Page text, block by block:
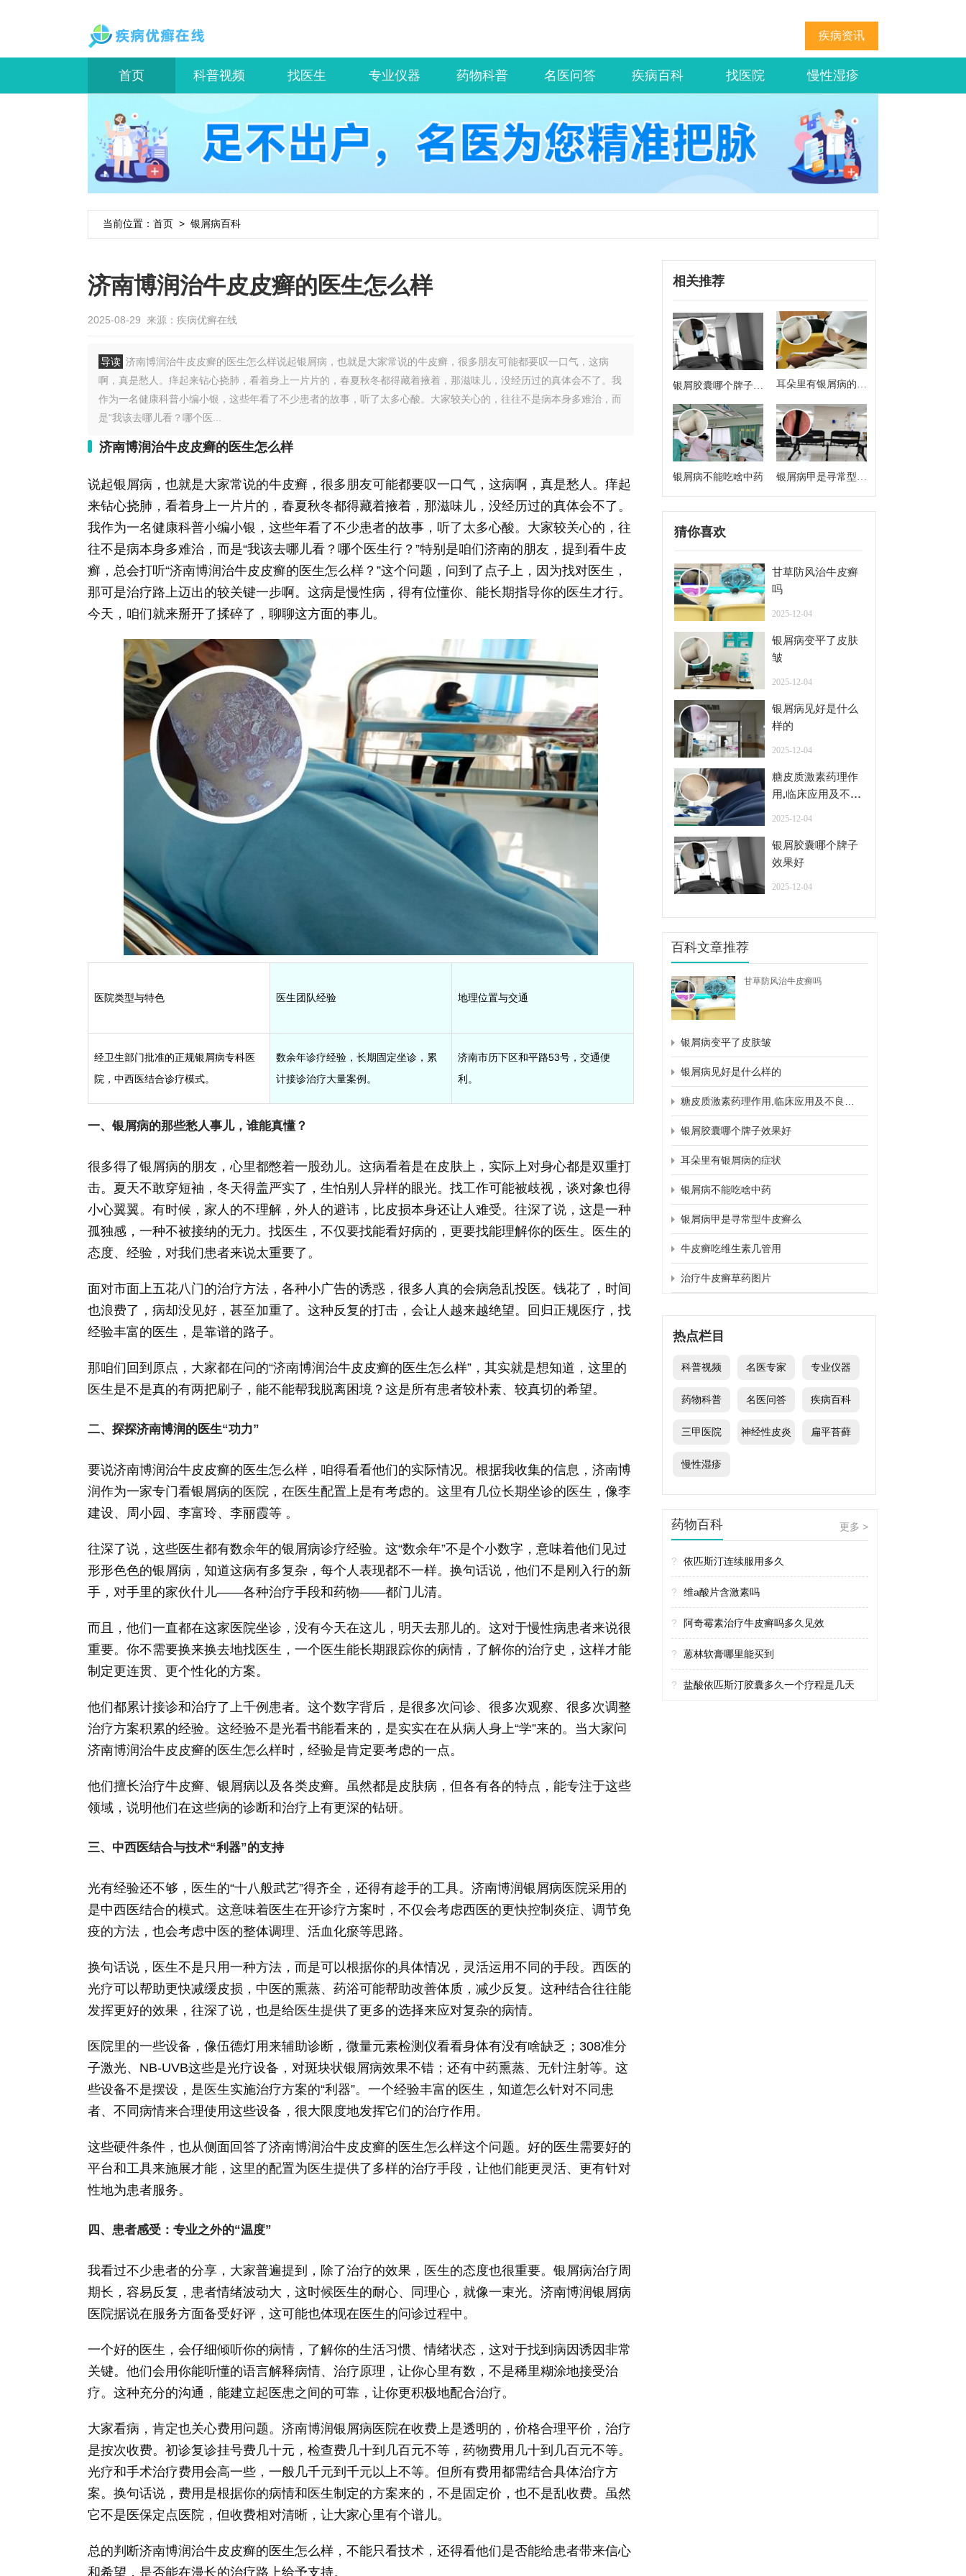
疾病资讯
首页 科普视频 找医生 专业仪器 药物科普 名医问答 疾病百科 找医院 慢性湿疹
当前位置： 首页 > 银屑病百科
济南博润治牛皮皮癣的医生怎么样
2025-08-29 来源： 疾病优癣在线
导读 济南博润治牛皮皮癣的医生怎么样说起银屑病，也就是大家常说的牛皮癣，很多朋友可能都要叹一口气，这病
啊，真是愁人。痒起来钻心挠肺，看着身上一片片的，春夏秋冬都得藏着掖着，那滋味儿，没经历过的真体会不了。我
作为一名健康科普小编小银，这些年看了不少患者的故事，听了太多心酸。大家较关心的，往往不是病本身多难治，而
是“我该去哪儿看？哪个医...
济南博润治牛皮皮癣的医生怎么样
说起银屑病，也就是大家常说的牛皮癣，很多朋友可能都要叹一口气，这病啊，真是愁人。痒起
来钻心挠肺，看着身上一片片的，春夏秋冬都得藏着掖着，那滋味儿，没经历过的真体会不了。
我作为一名健康科普小编小银，这些年看了不少患者的故事，听了太多心酸。大家较关心的，往
往不是病本身多难治，而是“我该去哪儿看？哪个医生行？”特别是咱们济南的朋友，提到看牛皮
癣，总会打听“济南博润治牛皮皮癣的医生怎么样？”这个问题，问到了点子上，因为找对医生，
那可是治疗路上迈出的较关键一步啊。这病是慢性病，得有位懂你、能长期指导你的医生才行。
今天，咱们就来掰开了揉碎了，聊聊这方面的事儿。
医院类型与特色 医生团队经验 地理位置与交通
经卫生部门批准的正规银屑病专科医
院，中西医结合诊疗模式。
数余年诊疗经验，长期固定坐诊，累
计接诊治疗大量案例。
济南市历下区和平路53号，交通便
利。
一、银屑病的那些愁人事儿，谁能真懂？
很多得了银屑病的朋友，心里都憋着一股劲儿。这病看着是在皮肤上，实际上对身心都是双重打
击。夏天不敢穿短袖，冬天得盖严实了，生怕别人异样的眼光。找工作可能被歧视，谈对象也得
小心翼翼。有时候，家人的不理解，外人的避讳，比皮损本身还让人难受。往深了说，这是一种
孤独感，一种不被接纳的无力。找医生，不仅要找能看好病的，更要找能理解你的医生。医生的
态度、经验，对我们患者来说太重要了。
面对市面上五花八门的治疗方法，各种小广告的诱惑，很多人真的会病急乱投医。钱花了，时间
也浪费了，病却没见好，甚至加重了。这种反复的打击，会让人越来越绝望。回归正规医疗，找
经验丰富的医生，是靠谱的路子。
那咱们回到原点，大家都在问的“济南博润治牛皮皮癣的医生怎么样”，其实就是想知道，这里的
医生是不是真的有两把刷子，能不能帮我脱离困境？这是所有患者较朴素、较真切的希望。
二、探探济南博润的医生“功力”
要说济南博润治牛皮皮癣的医生怎么样，咱得看看他们的实际情况。根据我收集的信息，济南博
润作为一家专门看银屑病的医院，在医生配置上是有考虑的。这里有几位长期坐诊的医生，像李
建设、周小园、李富玲、李丽霞等 。
往深了说，这些医生都有数余年的银屑病诊疗经验。这“数余年”不是个小数字，意味着他们见过
形形色色的银屑病，知道这病有多复杂，每个人表现都不一样。换句话说，他们不是刚入行的新
手，对手里的家伙什儿——各种治疗手段和药物——都门儿清。
而且，他们一直都在这家医院坐诊，没有今天在这儿，明天去那儿的。这对于慢性病患者来说很
重要。你不需要换来换去地找医生，一个医生能长期跟踪你的病情，了解你的治疗史，这样才能
制定更连贯、更个性化的方案。
他们都累计接诊和治疗了上千例患者。这个数字背后，是很多次问诊、很多次观察、很多次调整
治疗方案积累的经验。这经验不是光看书能看来的，是实实在在从病人身上“学”来的。当大家问
济南博润治牛皮皮癣的医生怎么样时，经验是肯定要考虑的一点。
他们擅长治疗牛皮癣、银屑病以及各类皮癣。虽然都是皮肤病，但各有各的特点，能专注于这些
领域，说明他们在这些病的诊断和治疗上有更深的钻研。
三、中西医结合与技术“利器”的支持
光有经验还不够，医生的“十八般武艺”得齐全，还得有趁手的工具。济南博润银屑病医院采用的
是中西医结合的模式。这意味着医生在开诊疗方案时，不仅会考虑西医的更快控制炎症、调节免
疫的方法，也会考虑中医的整体调理、活血化瘀等思路。
换句话说，医生不是只用一种方法，而是可以根据你的具体情况，灵活运用不同的手段。西医的
光疗可以帮助更快减缓皮损，中医的熏蒸、药浴可能帮助改善体质，减少反复。这种结合往往能
发挥更好的效果，往深了说，也是给医生提供了更多的选择来应对复杂的病情。
医院里的一些设备，像伍德灯用来辅助诊断，微量元素检测仪看看身体有没有啥缺乏；308准分
子激光、NB-UVB这些是光疗设备，对斑块状银屑病效果不错；还有中药熏蒸、无针注射等。这
些设备不是摆设，是医生实施治疗方案的“利器”。一个经验丰富的医生，知道怎么针对不同患
者、不同病情来合理使用这些设备，很大限度地发挥它们的治疗作用。
这些硬件条件，也从侧面回答了济南博润治牛皮皮癣的医生怎么样这个问题。好的医生需要好的
平台和工具来施展才能，这里的配置为医生提供了多样的治疗手段，让他们能更灵活、更有针对
性地为患者服务。
四、患者感受：专业之外的“温度”
我看过不少患者的分享，大家普遍提到，除了治疗的效果，医生的态度也很重要。银屑病治疗周
期长，容易反复，患者情绪波动大，这时候医生的耐心、同理心，就像一束光。济南博润银屑病
医院据说在服务方面备受好评，这可能也体现在医生的问诊过程中。
一个好的医生，会仔细倾听你的病情，了解你的生活习惯、情绪状态，这对于找到病因诱因非常
关键。他们会用你能听懂的语言解释病情、治疗原理，让你心里有数，不是稀里糊涂地接受治
疗。这种充分的沟通，能建立起医患之间的可靠，让你更积极地配合治疗。
大家看病，肯定也关心费用问题。济南博润银屑病医院在收费上是透明的，价格合理平价，治疗
是按次收费。初诊复诊挂号费几十元，检查费几十到几百元不等，药物费用几十到几百元不等。
光疗和手术治疗费用会高一些，一般几千元到千元以上不等。但所有费用都需结合具体治疗方
案。换句话说，费用是根据你的病情和医生制定的方案来的，不是固定价，也不是乱收费。虽然
它不是医保定点医院，但收费相对清晰，让大家心里有个谱儿。
总的判断济南博润治牛皮皮癣的医生怎么样，不能只看技术，还得看他们是否能给患者带来信心
和希望，是否能在漫长的治疗路上给予支持。
相关推荐
银屑胶囊哪个牌子效
果好
耳朵里有银屑病的症
银屑病不能吃啥中药
银屑病甲是寻常型牛
皮癣么
猜你喜欢
甘草防风治牛皮癣
吗
2025-12-04
银屑病变平了皮肤
皱
2025-12-04
银屑病见好是什么
样的
2025-12-04
糖皮质激素药理作
用,临床应用及不良
2025-12-04
银屑胶囊哪个牌子
效果好
2025-12-04
百科文章推荐
甘草防风治牛皮癣吗
银屑病变平了皮肤皱
银屑病见好是什么样的
银屑胶囊哪个牌子效果好
耳朵里有银屑病的症状
银屑病不能吃啥中药
银屑病甲是寻常型牛皮癣么
牛皮癣吃维生素几管用
治疗牛皮癣草药图片
热点栏目
科普视频 名医专家 专业仪器
药物科普 名医问答 疾病百科
三甲医院 神经性皮炎 扁平苔藓
慢性湿疹
药物百科 更多 >
? 依匹斯汀连续服用多久
? 维a酸片含激素吗
? 阿奇霉素治疗牛皮癣吗多久见效
? 蒽林软膏哪里能买到
? 盐酸依匹斯汀胶囊多久一个疗程是几天